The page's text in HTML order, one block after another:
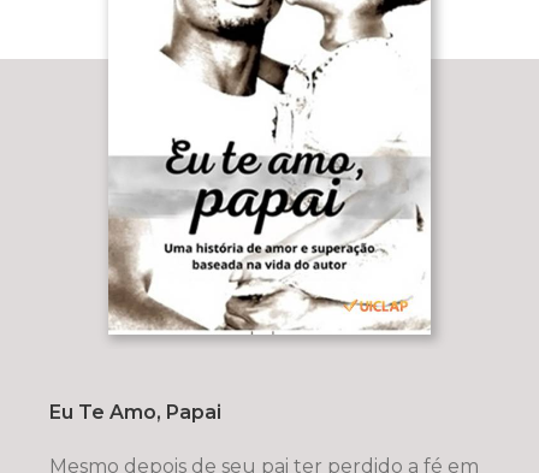
Eu Te Amo, Papai
Mesmo depois de seu pai ter perdido a fé em